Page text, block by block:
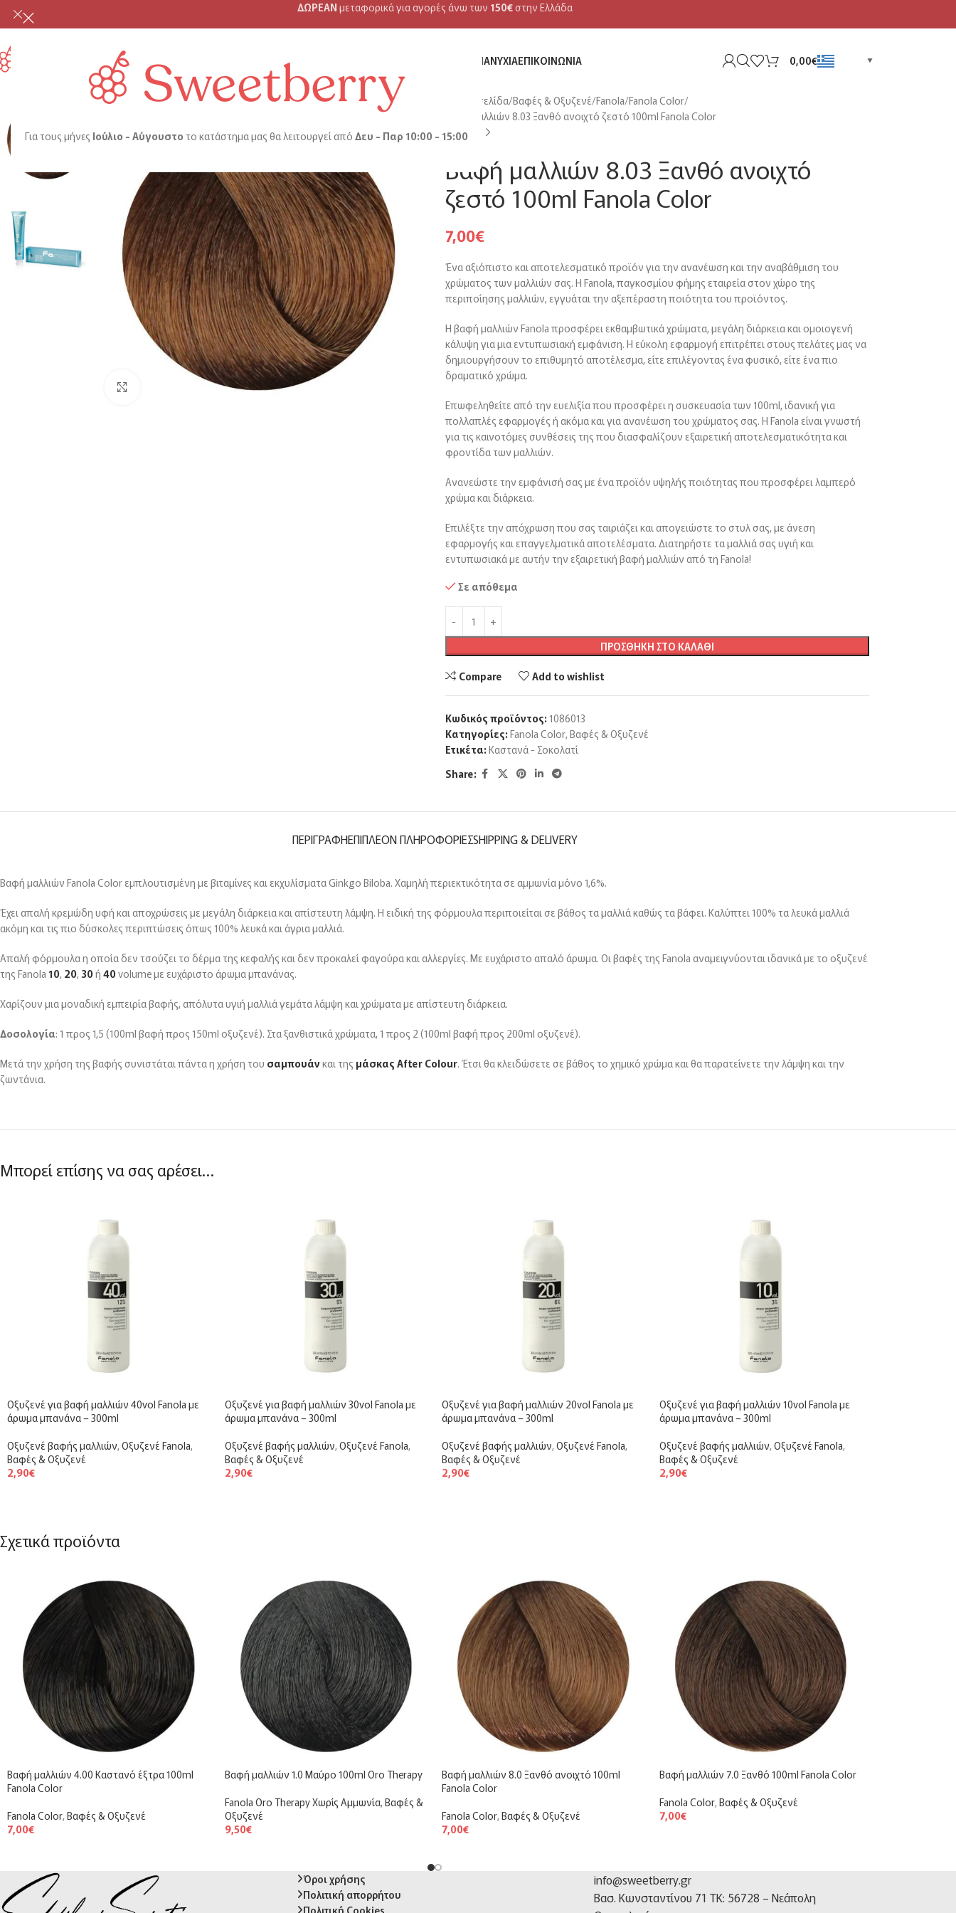
Για τους μήνες Ιούλιο - Αύγουστο το κατάστημα μας θα λειτουργεί από Δευ - Παρ 10:00 - 15:00
ΔΩΡΕΑΝ μεταφορικά για αγορές άνω των 150€στην Ελλάδα
ΣΏΜΑΝΎΧΙΑΕΠΙΚΟΙΝΩΝΊΑ 0,00€ ▼
Click to enlarge
Αρχική σελίδα Βαφές & Οξυζενέ Fanola Fanola Color
Βαφή μαλλιών 8.03 Ξανθό ανοιχτό ζεστό 100ml Fanola Color
Βαφή μαλλιών 8.03 Ξανθό ανοιχτό
ζεστό 100ml Fanola Color
7,00€
Ένα αξιόπιστο και αποτελεσματικό προϊόν για την ανανέωση και την αναβάθμιση του
χρώματος των μαλλιών σας. Η Fanola, παγκοσμίου φήμης εταιρεία στον χώρο της
περιποίησης μαλλιών, εγγυάται την αξεπέραστη ποιότητα του προϊόντος.
Η βαφή μαλλιών Fanola προσφέρει εκθαμβωτικά χρώματα, μεγάλη διάρκεια και ομοιογενή
κάλυψη για μια εντυπωσιακή εμφάνιση. Η εύκολη εφαρμογή επιτρέπει στους πελάτες μας να
δημιουργήσουν το επιθυμητό αποτέλεσμα, είτε επιλέγοντας ένα φυσικό, είτε ένα πιο
δραματικό χρώμα.
Επωφεληθείτε από την ευελιξία που προσφέρει η συσκευασία των 100ml, ιδανική για
πολλαπλές εφαρμογές ή ακόμα και για ανανέωση του χρώματος σας. Η Fanola είναι γνωστή
για τις καινοτόμες συνθέσεις της που διασφαλίζουν εξαιρετική αποτελεσματικότητα και
φροντίδα των μαλλιών.
Ανανεώστε την εμφάνισή σας με ένα προϊόν υψηλής ποιότητας που προσφέρει λαμπερό
χρώμα και διάρκεια.
Επιλέξτε την απόχρωση που σας ταιριάζει και απογειώστε το στυλ σας, με άνεση
εφαρμογής και επαγγελματικά αποτελέσματα. Διατηρήστε τα μαλλιά σας υγιή και
εντυπωσιακά με αυτήν την εξαιρετική βαφή μαλλιών από τη Fanola!
Σε απόθεμα
ΠΡΟΣΘΉΚΗ ΣΤΟ ΚΑΛΆΘΙ
Compare Add to wishlist
Κωδικός προϊόντος: 1086013
Κατηγορίες: Fanola Color, Βαφές & Οξυζενέ
Ετικέτα: Καστανά - Σοκολατί
Share:
ΠΕΡΙΓΡΑΦΉΕΠΙΠΛΈΟΝ ΠΛΗΡΟΦΟΡΊΕΣSHIPPING & DELIVERY
Βαφή μαλλιών Fanola Color εμπλουτισμένη με βιταμίνες και εκχυλίσματα Ginkgo Biloba. Χαμηλή περιεκτικότητα σε αμμωνία μόνο 1,6%.
Έχει απαλή κρεμώδη υφή και αποχρώσεις με μεγάλη διάρκεια και απίστευτη λάμψη. Η ειδική της φόρμουλα περιποιείται σε βάθος τα μαλλιά καθώς τα βάφει. Καλύπτει 100% τα λευκά μαλλιά
ακόμη και τις πιο δύσκολες περιπτώσεις όπως 100% λευκά και άγρια μαλλιά.
Απαλή φόρμουλα η οποία δεν τσούζει το δέρμα της κεφαλής και δεν προκαλεί φαγούρα και αλλεργίες. Με ευχάριστο απαλό άρωμα. Οι βαφές της Fanola αναμειγνύονται ιδανικά με το οξυζενέ
της Fanola 10, 20, 30ή 40volume με ευχάριστο άρωμα μπανάνας.
Χαρίζουν μια μοναδική εμπειρία βαφής, απόλυτα υγιή μαλλιά γεμάτα λάμψη και χρώματα με απίστευτη διάρκεια.
Δοσολογία: 1 προς 1,5 (100ml βαφή προς 150ml οξυζενέ). Στα ξανθιστικά χρώματα, 1 προς 2 (100ml βαφή προς 200ml οξυζενέ).
Μετά την χρήση της βαφής συνιστάται πάντα η χρήση του σαμπουάν και της μάσκας After Colour. Έτσι θα κλειδώσετε σε βάθος το χημικό χρώμα και θα παρατείνετε την λάμψη και την
ζωντάνια.
Μπορεί επίσης να σας αρέσει…
Οξυζενέ για βαφή μαλλιών 40vol Fanola με
άρωμα μπανάνα – 300ml
Οξυζενέ βαφής μαλλιών, Οξυζενέ Fanola,
Βαφές & Οξυζενέ
2,90€
Οξυζενέ για βαφή μαλλιών 30vol Fanola με
άρωμα μπανάνα – 300ml
Οξυζενέ βαφής μαλλιών, Οξυζενέ Fanola,
Βαφές & Οξυζενέ
2,90€
Οξυζενέ για βαφή μαλλιών 20vol Fanola με
άρωμα μπανάνα – 300ml
Οξυζενέ βαφής μαλλιών, Οξυζενέ Fanola,
Βαφές & Οξυζενέ
2,90€
Οξυζενέ για βαφή μαλλιών 10vol Fanola με
άρωμα μπανάνα – 300ml
Οξυζενέ βαφής μαλλιών, Οξυζενέ Fanola,
Βαφές & Οξυζενέ
2,90€
Σχετικά προϊόντα
Βαφή μαλλιών 4.00 Καστανό έξτρα 100ml
Fanola Color
Fanola Color, Βαφές & Οξυζενέ
7,00€
Βαφή μαλλιών 1.0 Μαύρο 100ml Oro Therapy
Fanola Oro Therapy Χωρίς Αμμωνία, Βαφές &
Οξυζενέ
9,50€
Βαφή μαλλιών 8.0 Ξανθό ανοιχτό 100ml
Fanola Color
Fanola Color, Βαφές & Οξυζενέ
7,00€
Βαφή μαλλιών 7.0 Ξανθό 100ml Fanola Color
Fanola Color, Βαφές & Οξυζενέ
7,00€
Όροι χρήσης
Πολιτική απορρήτου
Πολιτική Cookies
info@sweetberry.gr
Βασ. Κωνσταντίνου 71 TK: 56728 – Νεάπολη